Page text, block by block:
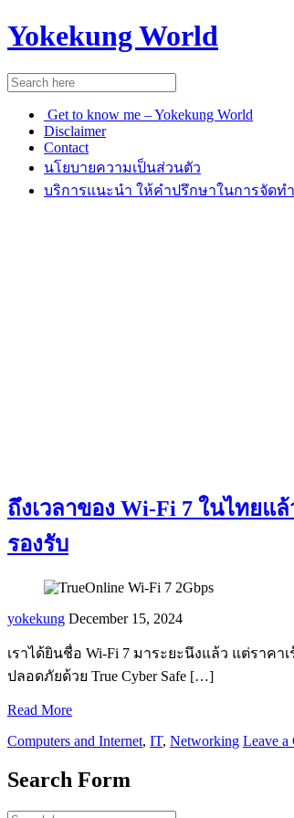
Yokekung World
Get to know me – Yokekung World
Disclaimer
Contact
นโยบายความเป็นส่วนตัว
บริการแนะนำ ให้คำปรึกษาในการจัดท
ถึงเวลาของ Wi-Fi 7 ในไทย
รองรับ
yokekung December 15, 2024
เราได้ยินชื่อ Wi-Fi 7 มาระยะนึงแล้ว แต่ราค
ปลอดภัยด้วย True Cyber Safe […]
Read More
Computers and Internet, IT, Networking Leave a
Search Form